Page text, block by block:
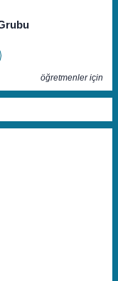
öğretmenler için